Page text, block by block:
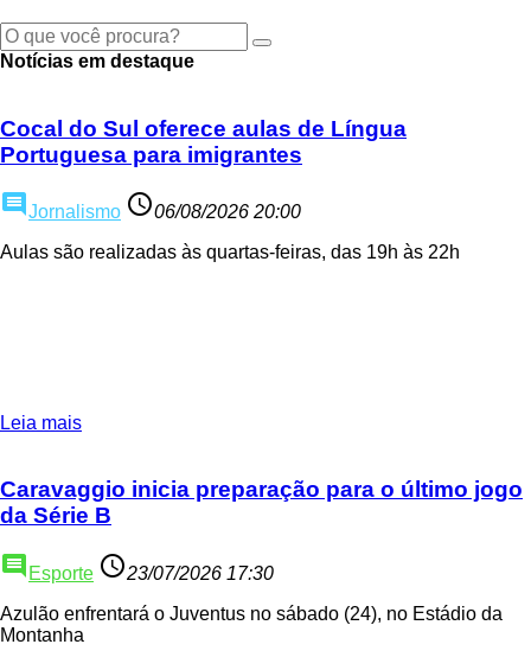
Notícias em destaque
Cocal do Sul oferece aulas de Língua
Portuguesa para imigrantes
comment Jornalismo access_time06/08/2026 20:00
Aulas são realizadas às quartas-feiras, das 19h às 22h
Leia mais
Caravaggio inicia preparação para o último jogo
da Série B
comment Esporte access_time23/07/2026 17:30
Azulão enfrentará o Juventus no sábado (24), no Estádio da
Montanha